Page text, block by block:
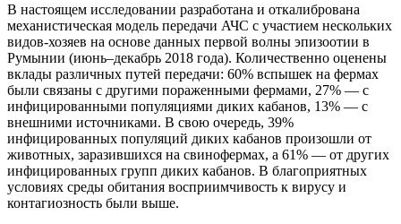
В настоящем исследовании разработана и откалибрована
механистическая модель передачи АЧС с участием нескольких
видов-хозяев на основе данных первой волны эпизоотии в
Румынии (июнь–декабрь 2018 года). Количественно оценены
вклады различных путей передачи: 60% вспышек на фермах
были связаны с другими пораженными фермами, 27% — с
инфицированными популяциями диких кабанов, 13% — с
внешними источниками. В свою очередь, 39%
инфицированных популяций диких кабанов произошли от
животных, заразившихся на свинофермах, а 61% — от других
инфицированных групп диких кабанов. В благоприятных
условиях среды обитания восприимчивость к вирусу и
контагиозность были выше.